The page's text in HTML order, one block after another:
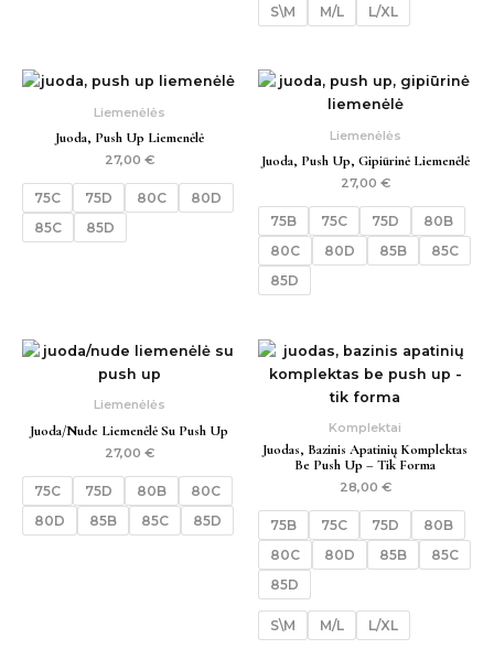
S\M M/L L/XL
Liemenėlės
Juoda, Push Up Liemenėlė
27,00 €
75C 75D 80C
80D
85C
85D
Liemenėlės
Juoda, Push Up, Gipiūrinė Liemenėlė
27,00 €
75B 75C 75D
80B
80C
80D 85B
85C
85D
Liemenėlės
Juoda/nude Liemenėlė Su Push Up
27,00 €
75C 75D 80B
80C
80D
85B 85C 85D
Komplektai
Juodas, Bazinis Apatinių Komplektas
Be Push Up – Tik Forma
28,00 €
75B 75C 75D
80B
80C
80D 85B
85C
85D
S\M M/L L/XL